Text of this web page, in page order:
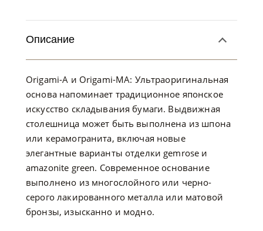
Описание
Origami-A и Origami-MA: Ультраоригинальная
основа напоминает традиционное японское
искусство складывания бумаги. Выдвижная
столешница может быть выполнена из шпона
или керамогранита, включая новые
элегантные варианты отделки gemrose и
amazonite green. Современное основание
выполнено из многослойного или черно-
серого лакированного металла или матовой
бронзы, изысканно и модно.